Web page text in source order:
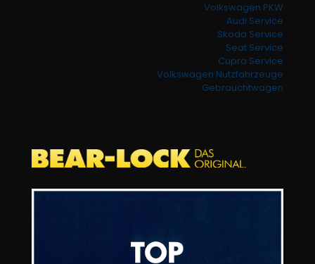
Volkswagen PKW
Audi Service
Skoda Service
Seat Service
Cupra Service
Volkswagen Nutzfahrzeuge
Gebrauchtwagen